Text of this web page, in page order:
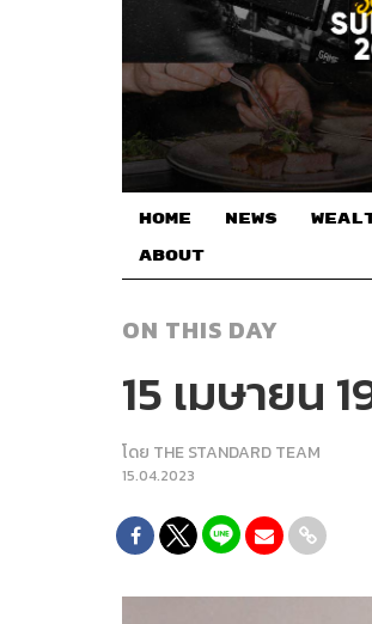
HOME NEWS
ABOUT
ON THIS DAY
15 เมษายน
โดย THE STANDARD TEAM
15.04.2023